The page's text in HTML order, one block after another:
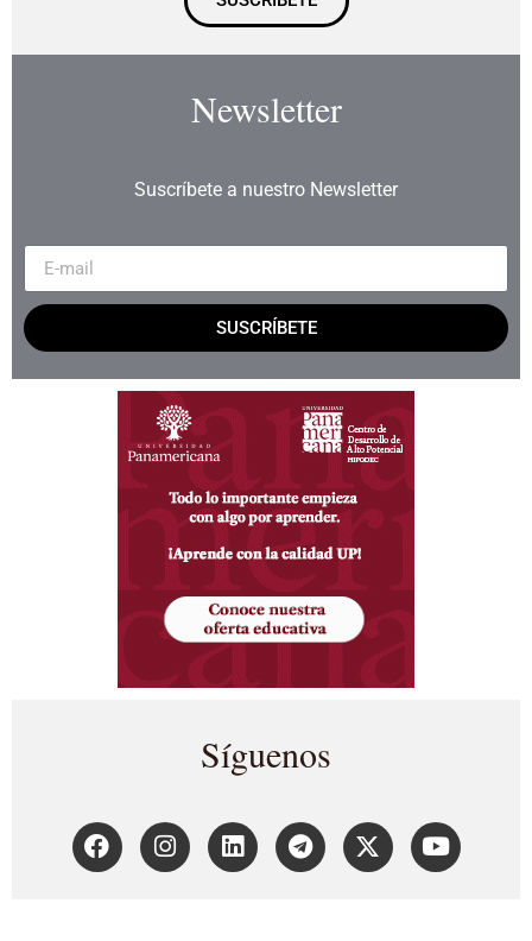
Newsletter
Suscríbete a nuestro Newsletter
SUSCRÍBETE
Síguenos